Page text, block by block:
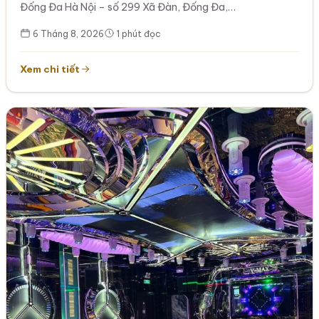
Đống Đa Hà Nội – số 299 Xã Đàn, Đống Đa,…
6 Tháng 8, 2026 1 phút đọc
Xem chi tiết